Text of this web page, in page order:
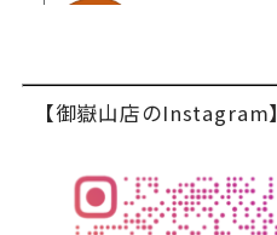
【御嶽山店のInstagram】